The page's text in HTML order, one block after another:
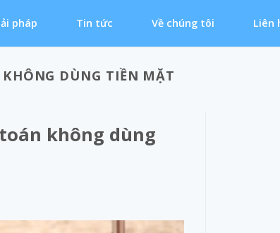
pháp Tin tức Về chúng tôi Liên
DÙNG TIỀN MẶT
không dùng